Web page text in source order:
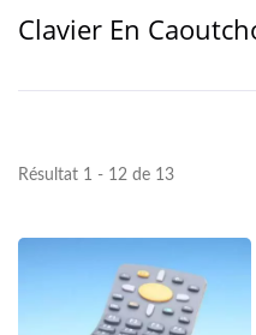
Clavier En
Résultat 1 - 12 de 13